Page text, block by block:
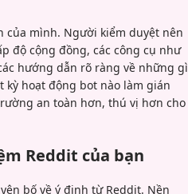
của mình. Người kiểm duyệt nên
độ cộng đồng, các công cụ như
hướng dẫn rõ ràng về những gì
kỳ hoạt động bot nào làm gián
an toàn hơn, thú vị hơn cho
Reddit của bạn
bố về ý định từ Reddit. Nền